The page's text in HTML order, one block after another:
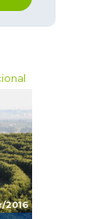
2016